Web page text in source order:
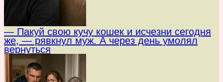
— Пакуй свою кучу кошек и исчезни сегодня
же, — рявкнул муж. А через день умолял
вернуться